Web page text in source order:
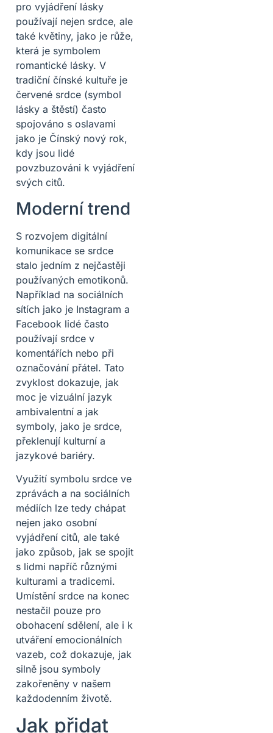
pro vyjádření lásky
používají nejen srdce, ale
také květiny, jako je růže,
která je symbolem
romantické lásky. V
tradiční čínské kultuře je
červené srdce (symbol
lásky a štěstí) často
spojováno s oslavami
jako je Čínský nový rok,
kdy jsou lidé
povzbuzováni k vyjádření
svých citů.
Moderní trend
S rozvojem digitální
komunikace se srdce
stalo jedním z nejčastěji
používaných emotikonů.
Například na sociálních
sítích jako je Instagram a
Facebook lidé často
používají srdce v
komentářích nebo při
označování přátel. Tato
zvyklost dokazuje, jak
moc je vizuální jazyk
ambivalentní a jak
symboly, jako je srdce,
překlenují kulturní a
jazykové bariéry.
Využití symbolu srdce ve
zprávách a na sociálních
médiích lze tedy chápat
nejen jako osobní
vyjádření citů, ale také
jako způsob, jak se spojit
s lidmi napříč různými
kulturami a tradicemi.
Umístění srdce na konec
nestačil pouze pro
obohacení sdělení, ale i k
utváření emocionálních
vazeb, což dokazuje, jak
silně jsou symboly
zakořeněny v našem
každodenním životě.
Jak přidat